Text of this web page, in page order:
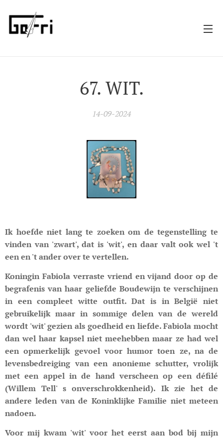
67. WIT.
14-09-2024
Ik hoefde niet lang te zoeken om de tegenstelling te
vinden van 'zwart', dat is 'wit', en daar valt ook wel 't
een en 't ander over te vertellen.
Koningin Fabiola verraste vriend en vijand door op de
begrafenis van haar geliefde Boudewijn te verschijnen
in een compleet witte outfit. Dat is in België niet
gebruikelijk maar in sommige delen van de wereld
wordt 'wit' gezien als goedheid en liefde. Fabiola mocht
dan wel haar kapsel niet meehebben maar ze had wel
een opmerkelijk gevoel voor humor toen ze, na de
levensbedreiging van een anonieme schutter, vrolijk
met een appel in de hand verscheen op een défilé
(Willem Tell' s onverschrokkenheid). Ik zie het de
andere leden van de Koninklijke Familie niet meteen
nadoen.
Voor mij kwam 'wit' voor het eerst aan bod bij mijn